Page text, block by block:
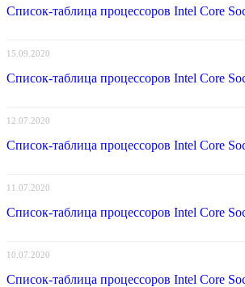
Список-таблица процессоров Intel Core
15.09.2020
Список-таблица процессоров Intel Core
12.07.2020
Список-таблица процессоров Intel Core
11.07.2020
Список-таблица процессоров Intel Core
10.07.2020
Список-таблица процессоров Intel Core